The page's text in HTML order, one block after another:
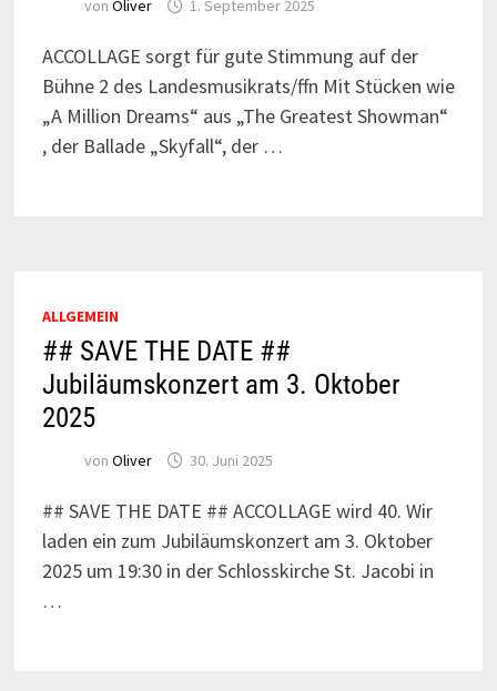
von Oliver 1. September 2025
ACCOLLAGE sorgt für gute Stimmung auf der
Bühne 2 des Landesmusikrats/ffn Mit Stücken wie
„A Million Dreams“ aus „The Greatest Showman“
, der Ballade „Skyfall“, der …
ALLGEMEIN
## SAVE THE DATE ##
Jubiläumskonzert am 3. Oktober
2025
von Oliver 30. Juni 2025
## SAVE THE DATE ## ACCOLLAGE wird 40. Wir
laden ein zum Jubiläumskonzert am 3. Oktober
2025 um 19:30 in der Schlosskirche St. Jacobi in
…